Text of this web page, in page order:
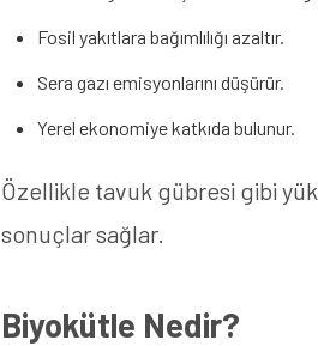
Fosil yakıtlara bağımlılığı azaltır.
Sera gazı emisyonlarını düşürür.
Yerel ekonomiye katkıda bulunur.
Özellikle tavuk gübresi gibi
sonuçlar sağlar.
Biyokütle Nedir?